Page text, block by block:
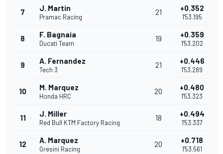
7 J. Martin
Pramac Racing
21 +0.352
1'53.195
8 F. Bagnaia
Ducati Team
19 +0.359
1'53.202
9 A. Fernandez
Tech 3
21 +0.446
1'53.289
10 M. Marquez
Honda HRC
20 +0.480
1'53.323
11 J. Miller
Red Bull KTM Factory Racing
18 +0.494
1'53.337
12 A. Marquez
Gresini Racing
20 +0.718
1'53.561